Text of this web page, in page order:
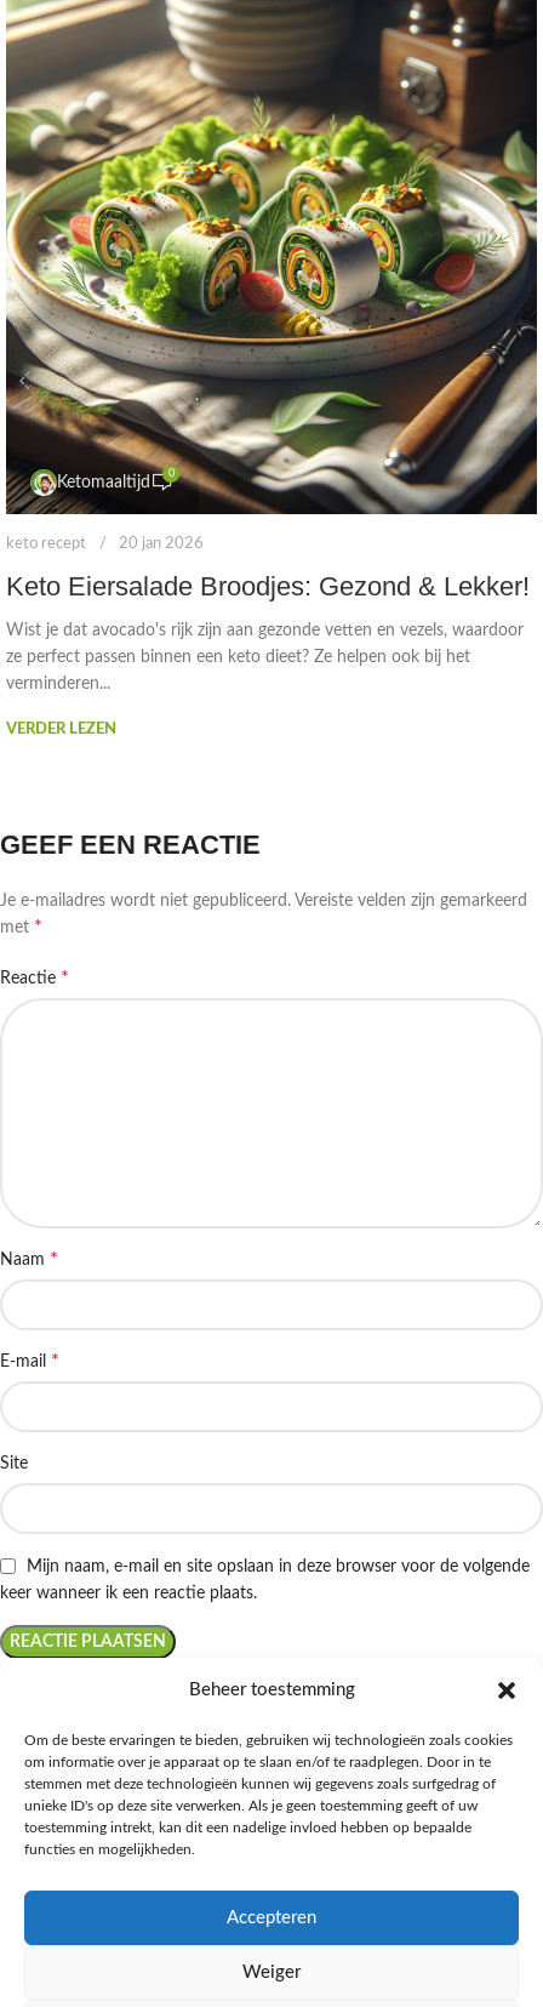
Beheer toestemming
Om de beste ervaringen te bieden, gebruiken wij technologieën zoals cookies
om informatie over je apparaat op te slaan en/of te raadplegen. Door in te
stemmen met deze technologieën kunnen wij gegevens zoals surfgedrag of
unieke ID's op deze site verwerken. Als je geen toestemming geeft of uw
toestemming intrekt, kan dit een nadelige invloed hebben op bepaalde
functies en mogelijkheden.
Accepteren
Weiger
Ketomaaltijd
0
keto recept 20 jan 2026
Keto Eiersalade Broodjes: Gezond & Lekker!
Wist je dat avocado's rijk zijn aan gezonde vetten en vezels, waardoor
ze perfect passen binnen een keto dieet? Ze helpen ook bij het
verminderen...
VERDER LEZEN
GEEF EEN REACTIE
Je e-mailadres wordt niet gepubliceerd. Vereiste velden zijn gemarkeerd
met *
Reactie *
Naam *
E-mail *
Site
Mijn naam, e-mail en site opslaan in deze browser voor de volgende
keer wanneer ik een reactie plaats.
Ontdek de beste keto-vriendelijke keuzes van Albert Heijn, verrijk je
kennis met onze diepgaande blogs over het keto-dieet, en deel jouw
favoriete keto recepten in onze bruisende online gemeenschap!